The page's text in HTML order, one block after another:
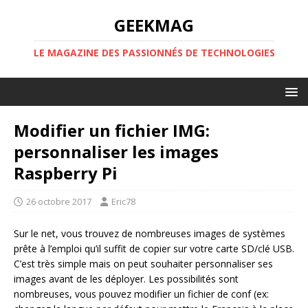
GEEKMAG
LE MAGAZINE DES PASSIONNÉS DE TECHNOLOGIES
Modifier un fichier IMG:
personnaliser les images
Raspberry Pi
26 octobre 2017 Eric78
Sur le net, vous trouvez de nombreuses images de systèmes
prête à l’emploi qu’il suffit de copier sur votre carte SD/clé USB.
C’est très simple mais on peut souhaiter personnaliser ses
images avant de les déployer. Les possibilités sont
nombreuses, vous pouvez modifier un fichier de conf (ex: